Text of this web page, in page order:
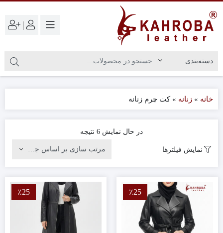
|
خانه » زنانه »کت چرم زنانه
در حال نمایش 6 نتیجه
نمایش فیلترها
٪25 ٪25